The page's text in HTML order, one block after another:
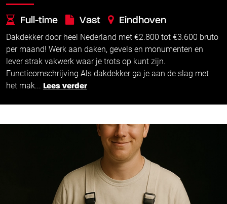
Full-time Vast
Eindhoven
€2.800 -€3.600
Dakdekker door heel Nederland met €2.800 tot €3.600 bruto
per maand! Werk aan daken, gevels en monumenten en
lever strak vakwerk waar je trots op kunt zijn.
Functieomschrijving Als dakdekker ga je aan de slag met
het mak... Lees verder